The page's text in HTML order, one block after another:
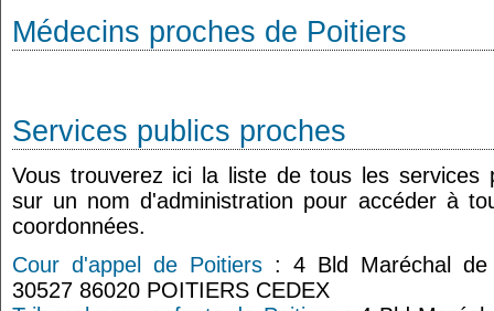
Médecins proches de Poitiers
Services publics proches
Vous trouverez ici la liste de tous les services
sur un nom d'administration pour accéder à
coordonnées.
Cour d'appel de Poitiers : 4 Bld Maréchal de
30527 86020 POITIERS CEDEX